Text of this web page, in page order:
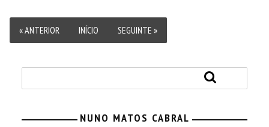
« ANTERIOR INÍCIO SEGUINTE »
NUNO MATOS CABRAL